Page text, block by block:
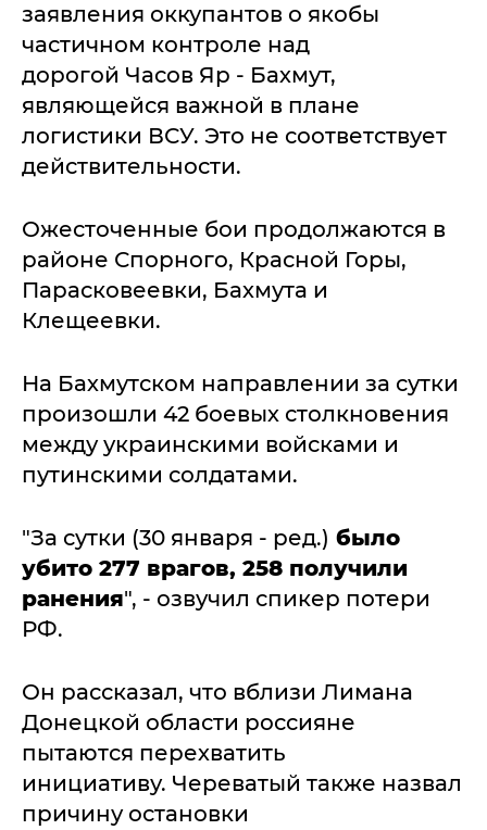
заявления оккупантов о якобы
частичном контроле над
дорогой Часов Яр - Бахмут,
являющейся важной в плане
логистики ВСУ. Это не соответствует
действительности.
Ожесточенные бои продолжаются в
районе Спорного, Красной Горы,
Парасковеевки, Бахмута и
Клещеевки.
На Бахмутском направлении за сутки
произошли 42 боевых столкновения
между украинскими войсками и
путинскими солдатами.
"За сутки (30 января - ред.) было
убито 277 врагов, 258 получили
ранения", - озвучил спикер потери
РФ.
Он рассказал, что вблизи Лимана
Донецкой области россияне
пытаются перехватить
инициативу. Череватый также назвал
причину остановки